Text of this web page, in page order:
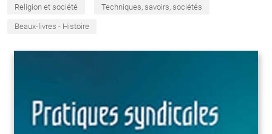
Religion et société Techniques, savoirs, sociétés
Beaux-livres - Histoire